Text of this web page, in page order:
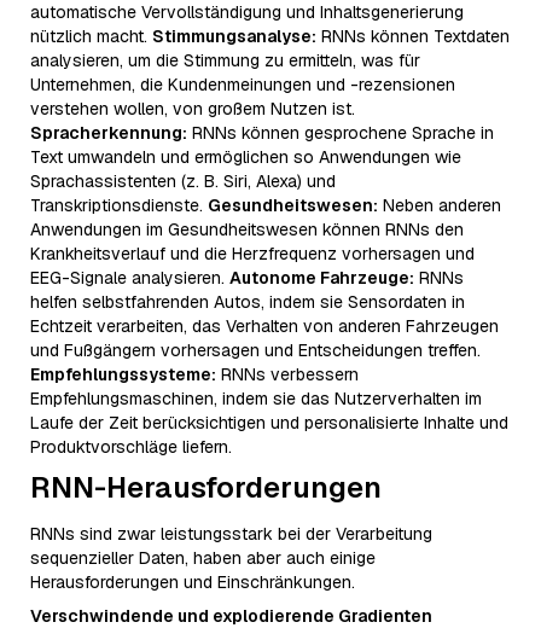
automatische Vervollständigung und Inhaltsgenerierung
nützlich macht. Stimmungsanalyse: RNNs können Textdaten
analysieren, um die Stimmung zu ermitteln, was für
Unternehmen, die Kundenmeinungen und -rezensionen
verstehen wollen, von großem Nutzen ist.
Spracherkennung: RNNs können gesprochene Sprache in
Text umwandeln und ermöglichen so Anwendungen wie
Sprachassistenten (z. B. Siri, Alexa) und
Transkriptionsdienste. Gesundheitswesen: Neben anderen
Anwendungen im Gesundheitswesen können RNNs den
Krankheitsverlauf und die Herzfrequenz vorhersagen und
EEG-Signale analysieren. Autonome Fahrzeuge: RNNs
helfen selbstfahrenden Autos, indem sie Sensordaten in
Echtzeit verarbeiten, das Verhalten von anderen Fahrzeugen
und Fußgängern vorhersagen und Entscheidungen treffen.
Empfehlungssysteme: RNNs verbessern
Empfehlungsmaschinen, indem sie das Nutzerverhalten im
Laufe der Zeit berücksichtigen und personalisierte Inhalte und
Produktvorschläge liefern.
RNN-Herausforderungen
RNNs sind zwar leistungsstark bei der Verarbeitung
sequenzieller Daten, haben aber auch einige
Herausforderungen und Einschränkungen.
Verschwindende und explodierende Gradienten